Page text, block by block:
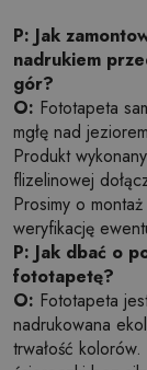
P: Jak
nadrukiem
gór?
O: Fototapeta
mgłę nad
Produkt
flizelinowej
Prosimy o
weryfikację
P: Jak dbać o
fototapetę?
O: Fototapeta
nadrukowana
trwałość